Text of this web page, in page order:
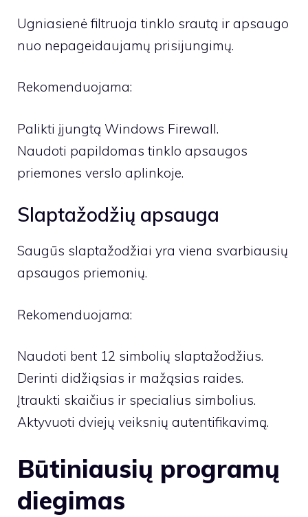
Ugniasienė filtruoja tinklo srautą ir apsaugo
nuo nepageidaujamų prisijungimų.
Rekomenduojama:
Palikti įjungtą Windows Firewall.
Naudoti papildomas tinklo apsaugos
priemones verslo aplinkoje.
Slaptažodžių apsauga
Saugūs slaptažodžiai yra viena svarbiausių
apsaugos priemonių.
Rekomenduojama:
Naudoti bent 12 simbolių slaptažodžius.
Derinti didžiąsias ir mažąsias raides.
Įtraukti skaičius ir specialius simbolius.
Aktyvuoti dviejų veiksnių autentifikavimą.
Būtiniausių programų
diegimas